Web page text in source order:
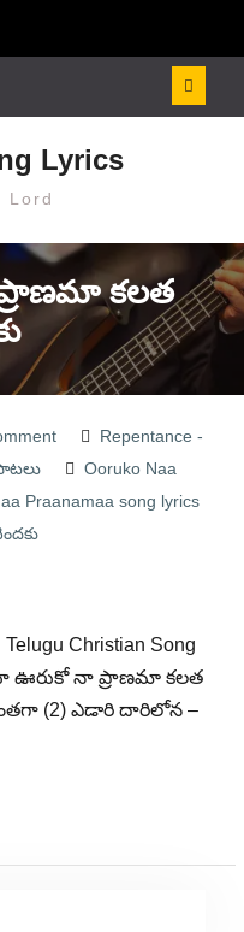
Lyrics
Lord
కలత
Repentance -
Ooruko Naa
Praanamaa song lyrics
Christian Song
ఊరుకో నా ప్రాణమా కలత
(2) ఎడారి దారిలోన‌‌‌ –